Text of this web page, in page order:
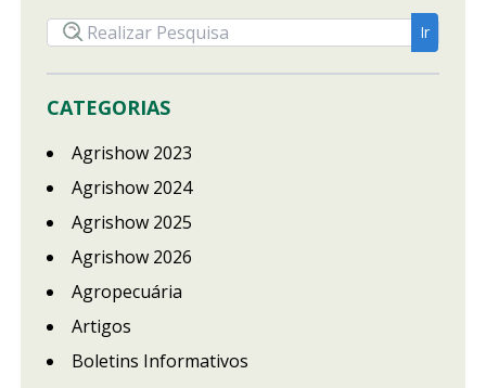
CATEGORIAS
Agrishow 2023
Agrishow 2024
Agrishow 2025
Agrishow 2026
Agropecuária
Artigos
Boletins Informativos